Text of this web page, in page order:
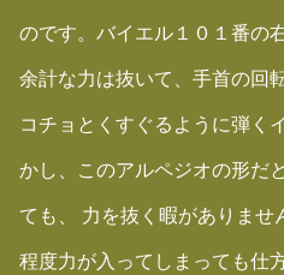
のです。バイエル１０１番の
余計な力は抜いて、手首の回
コチョとくすぐるように弾く
かし、このアルペジオの形だ
ても、 力を抜く暇がありませ
程度力が入ってしまっても仕